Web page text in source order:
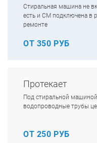
Стиральная машина не
есть и СМ подключена в
ремонте
ОТ 350 РУБ
Протекает
Под стиральной
водопроводные трубы
ОТ 250 РУБ